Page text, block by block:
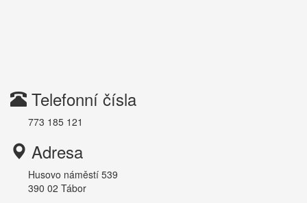
Telefonní čísla
773 185 121
Adresa
Husovo náměstí 539
390 02 Tábor